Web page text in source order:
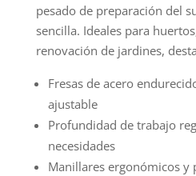
pesado de preparación del
sencilla. Ideales para
renovación de jardines,
Fresas de acero
ajustable
Profundidad de trabajo
necesidades
Manillares ergonómicos y